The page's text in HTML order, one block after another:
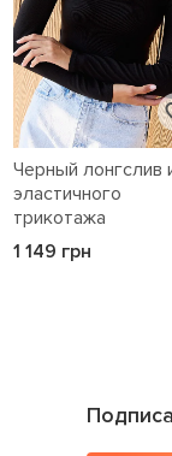
Черный лонгслив
эластичного
трикотажа
1 149 грн